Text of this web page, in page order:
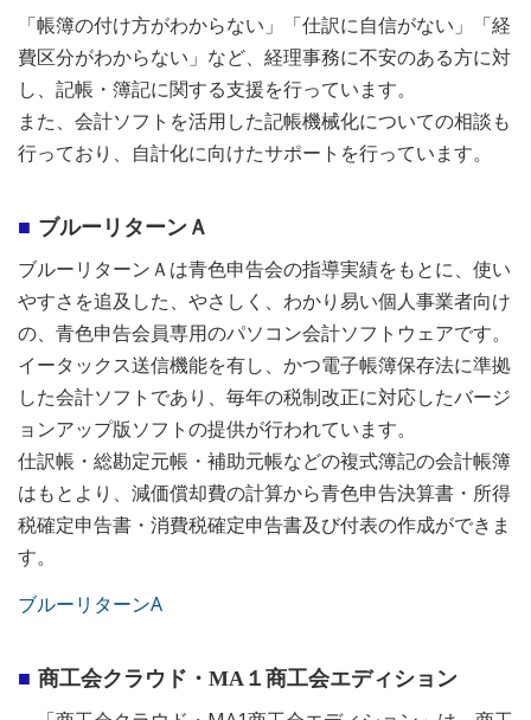
「帳簿の付け方がわからない」「仕訳に自信がない」「経
費区分がわからない」など、経理事務に不安のある方に対
し、記帳・簿記に関する支援を行っています。
また、会計ソフトを活用した記帳機械化についての相談も
行っており、自計化に向けたサポートを行っています。
ブルーリターンＡ
ブルーリターンＡは青色申告会の指導実績をもとに、使い
やすさを追及した、やさしく、わかり易い個人事業者向け
の、青色申告会員専用のパソコン会計ソフトウェアです。
イータックス送信機能を有し、かつ電子帳簿保存法に準拠
した会計ソフトであり、毎年の税制改正に対応したバージ
ョンアップ版ソフトの提供が行われています。
仕訳帳・総勘定元帳・補助元帳などの複式簿記の会計帳簿
はもとより、減価償却費の計算から青色申告決算書・所得
税確定申告書・消費税確定申告書及び付表の作成ができま
す。
ブルーリターンA
商工会クラウド・MA１商工会エディション